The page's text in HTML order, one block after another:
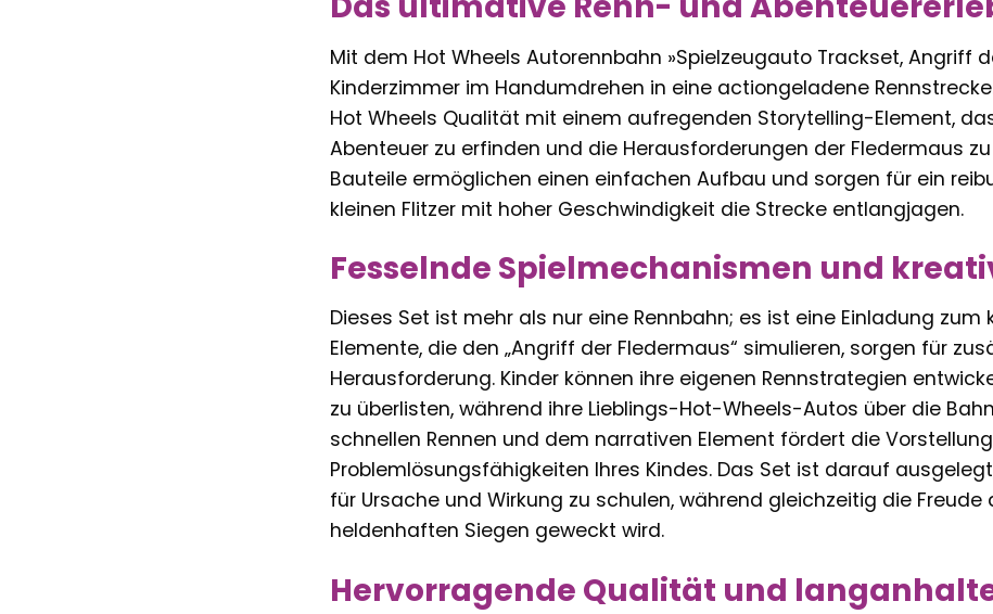
Mit dem Hot Wheels Autorennbahn »Spielzeugauto Trackset, Angriff
Kinderzimmer im Handumdrehen in eine actiongeladene
Hot Wheels Qualität mit einem aufregenden Storytelling-Element,
Abenteuer zu erfinden und die Herausforderungen der Fledermaus
Bauteile ermöglichen einen einfachen Aufbau und sorgen für ein
kleinen Flitzer mit hoher Geschwindigkeit die Strecke entlangjagen.
Fesselnde Spielmechanismen und
Dieses Set ist mehr als nur eine Rennbahn; es ist eine Einladung zum
Elemente, die den „Angriff der Fledermaus“ simulieren, sorgen für
Herausforderung. Kinder können ihre eigenen Rennstrategien
zu überlisten, während ihre Lieblings-Hot-Wheels-Autos über die
schnellen Rennen und dem narrativen Element fördert die
Problemlösungsfähigkeiten Ihres Kindes. Das Set ist darauf
für Ursache und Wirkung zu schulen, während gleichzeitig die
heldenhaften Siegen geweckt wird.
Hervorragende Qualität und